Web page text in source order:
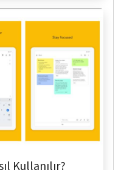
Kullanılır?